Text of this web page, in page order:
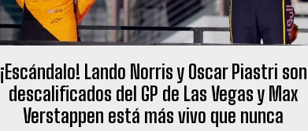
¡Escándalo! Lando Norris y Oscar Piastri son
descalificados del GP de Las Vegas y Max
Verstappen está más vivo que nunca